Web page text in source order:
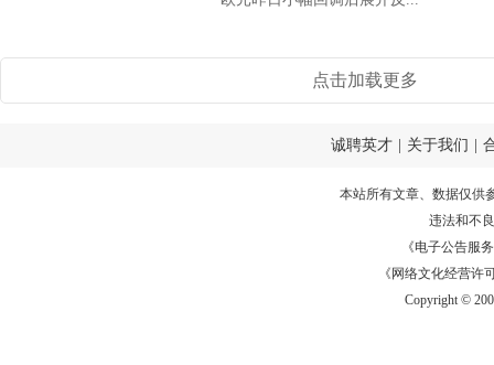
点击加载更多
诚聘英才 关于我们
本站所有文章、数据仅供
违法和不
《电子公告服务
《网络文化经营许
Copyright ©